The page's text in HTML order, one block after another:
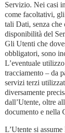
Servizio. Nei casi
come facoltativi,
tali Dati, senza che
disponibilità del
Gli Utenti che
obbligatori, sono
L’eventuale
tracciamento – da
servizi terzi
diversamente
dall’Utente, oltre
documento e nella
L’Utente si